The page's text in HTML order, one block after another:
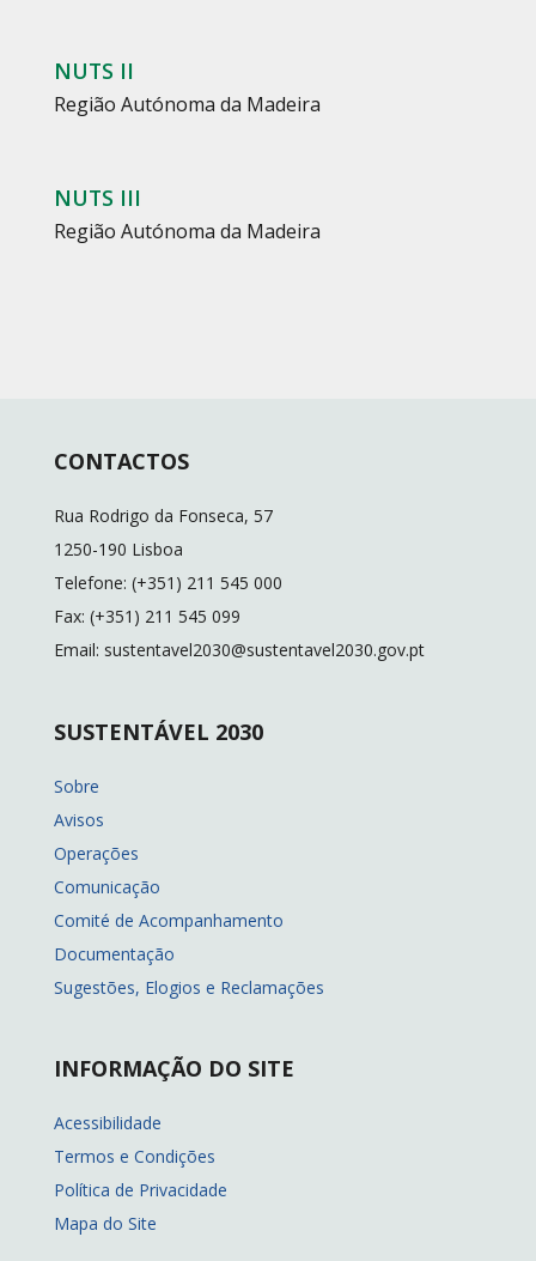
NUTS II
Região Autónoma da Madeira
NUTS III
Região Autónoma da Madeira
CONTACTOS
Rua Rodrigo da Fonseca, 57
1250-190 Lisboa
Telefone: (+351) 211 545 000
Fax: (+351) 211 545 099
Email: sustentavel2030@sustentavel2030.gov.pt
SUSTENTÁVEL 2030
Sobre
Avisos
Operações
Comunicação
Comité de Acompanhamento
Documentação
Sugestões, Elogios e Reclamações
INFORMAÇÃO DO SITE
Acessibilidade
Termos e Condições
Política de Privacidade
Mapa do Site